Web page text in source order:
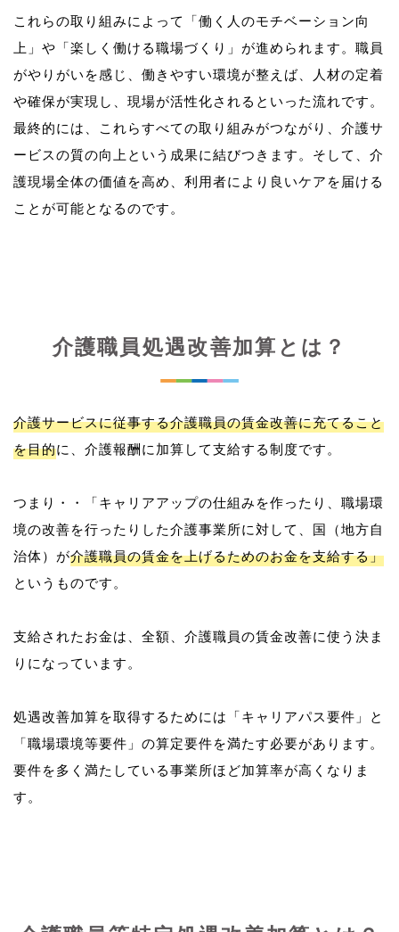
これらの取り組みによって「働く人のモチベーション向
上」や「楽しく働ける職場づくり」が進められます。職員
がやりがいを感じ、働きやすい環境が整えば、人材の定着
や確保が実現し、現場が活性化されるといった流れです。
最終的には、これらすべての取り組みがつながり、介護サ
ービスの質の向上という成果に結びつきます。そして、介
護現場全体の価値を高め、利用者により良いケアを届ける
介護職員処遇改善加算とは？
介護サービスに従事する介護職員の賃金改善に充てること
を目的に、介護報酬に加算して支給する制度です。
つまり・・「キャリアアップの仕組みを作ったり、職場環
境の改善を行ったりした介護事業所に対して、国（地方自
治体）が介護職員の賃金を上げるためのお金を支給する」
というものです。
支給されたお金は、全額、介護職員の賃金改善に使う決ま
りになっています。
処遇改善加算を取得するためには「キャリアパス要件」と
「職場環境等要件」の算定要件を満たす必要があります。
要件を多く満たしている事業所ほど加算率が高くなりま
す。